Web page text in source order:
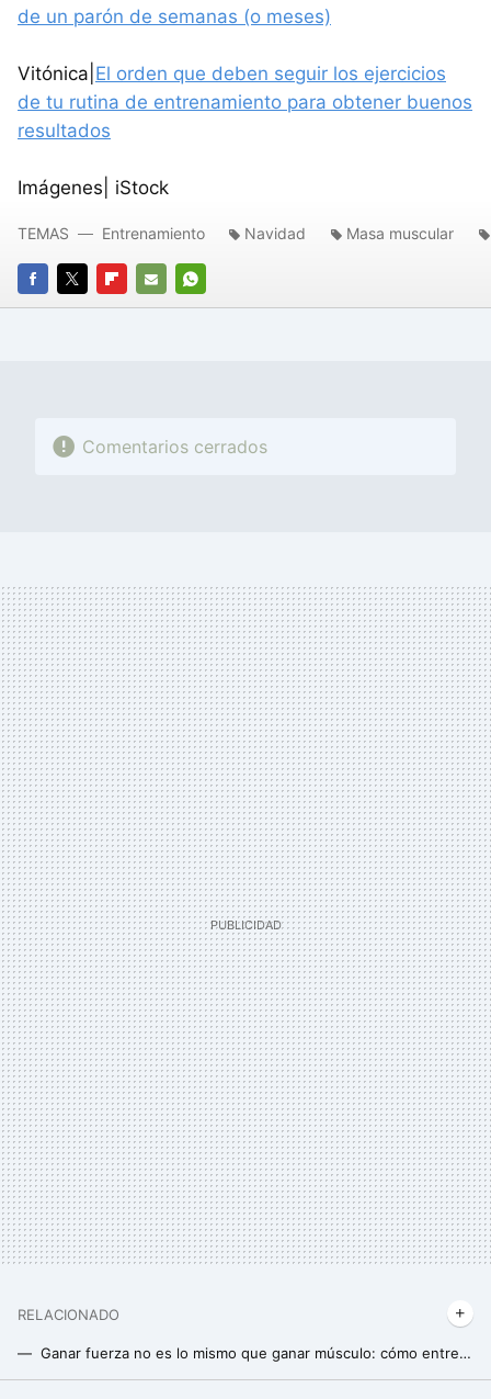
de un parón de semanas (o meses)
Vitónica| El orden que deben seguir los ejercicios
de tu rutina de entrenamiento para obtener buenos
resultados
Imágenes| iStock
FACEBOOK
TWITTERFLIPBOARD
E-
WHATSAPP
TEMAS Entrenamiento Navidad Masa muscular
Comentarios cerrados
RELACIONADO
Ganar fuerza no es lo mismo que ganar músculo: cómo entrenar con pesas según lo que quieras potenciar